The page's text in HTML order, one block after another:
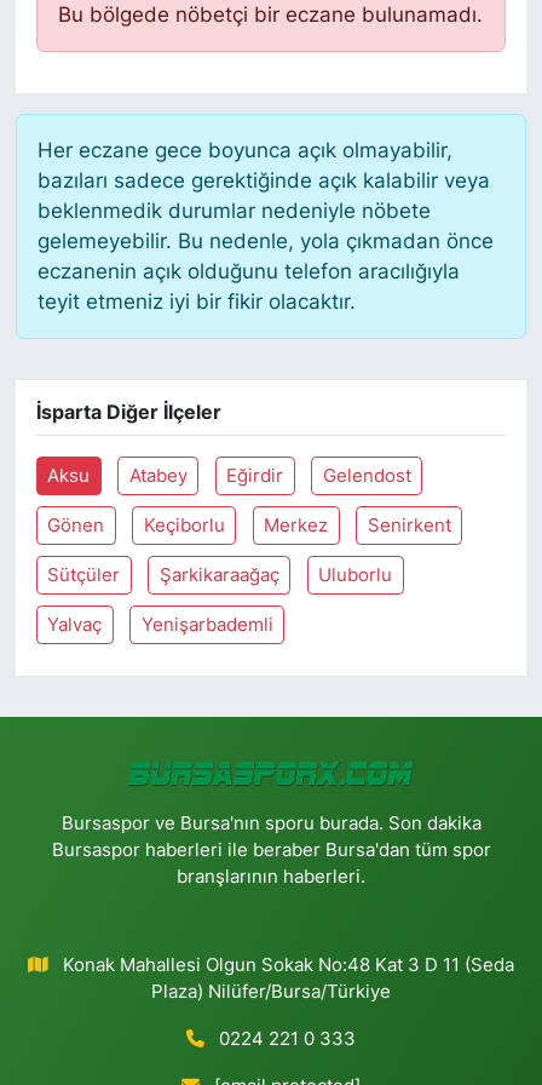
Bu bölgede nöbetçi bir eczane bulunamadı.
Her eczane gece boyunca açık olmayabilir,
bazıları sadece gerektiğinde açık kalabilir veya
beklenmedik durumlar nedeniyle nöbete
gelemeyebilir. Bu nedenle, yola çıkmadan önce
eczanenin açık olduğunu telefon aracılığıyla
teyit etmeniz iyi bir fikir olacaktır.
İsparta Diğer İlçeler
Aksu Atabey Eğirdir Gelendost
Gönen Keçiborlu Merkez Senirkent
Sütçüler Şarkikaraağaç Uluborlu
Yalvaç Yenişarbademli
Bursaspor ve Bursa'nın sporu burada. Son dakika
Bursaspor haberleri ile beraber Bursa'dan tüm spor
branşlarının haberleri.
Konak Mahallesi Olgun Sokak No:48 Kat 3 D 11 (Seda
Plaza) Nilüfer/Bursa/Türkiye
0224 221 0 333